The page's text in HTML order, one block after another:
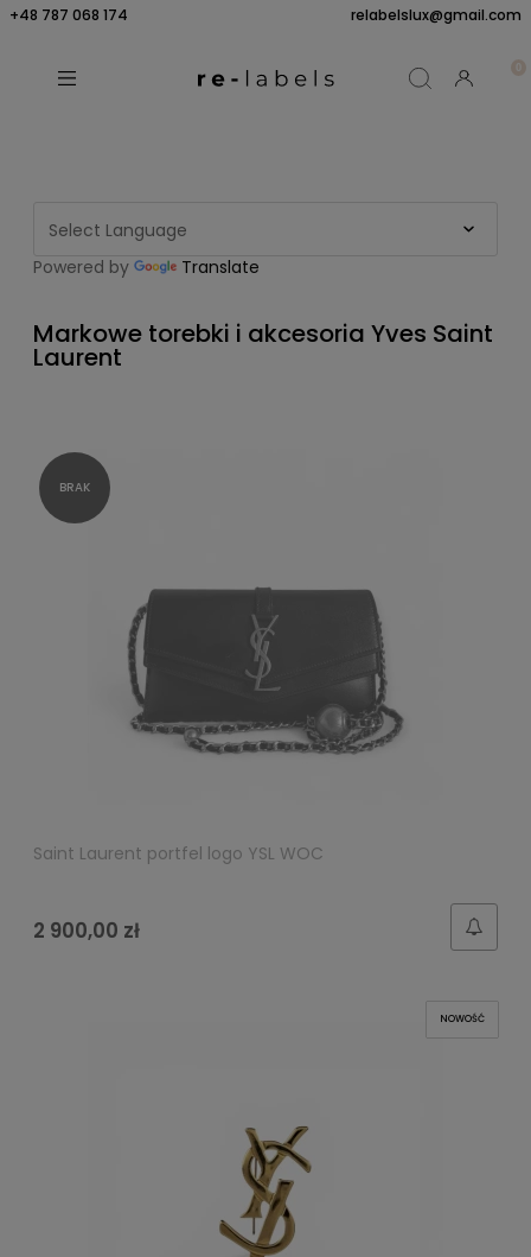
+48 787 068 174 relabelslux@gmail.com
Powered by Translate
Markowe torebki i akcesoria Yves Saint
Laurent
Saint Laurent portfel logo YSL WOC
2 900,00 zł
NOWOŚĆ